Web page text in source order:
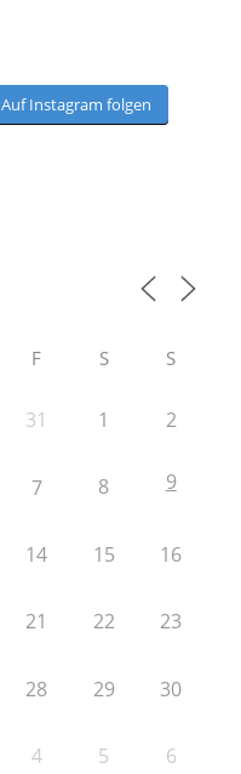
Auf Instagram folgen
F S S
31 1 2
7 8 9
14 15 16
21 22 23
28 29 30
4 5 6